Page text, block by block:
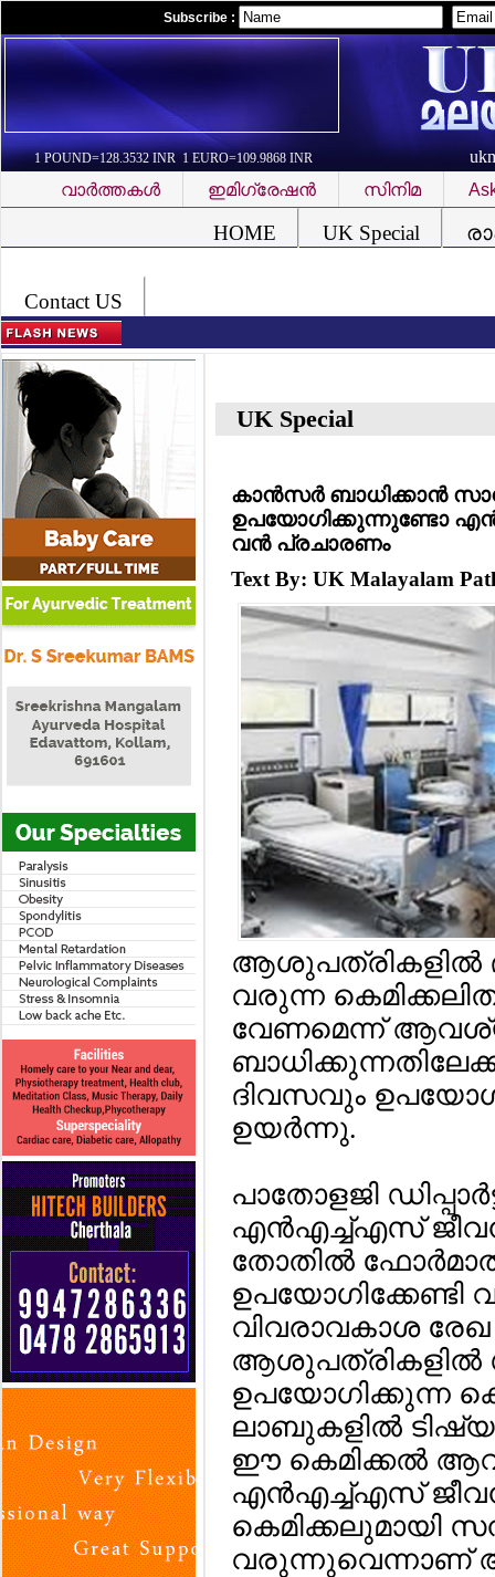
Subscribe :
1 POUND=128.3532 INR 1 EURO=109.9868 INR
വാര്‍ത്തകള്‍
ഇമിഗ്രേഷന്‍ സിനിമ
HOME UK Special
Contact US
UK Special
കാന്‍സര്‍ ബാധിക്കാന്‍
ഉപയോഗിക്കുന്നുണ്ടോ
വന്‍ പ്രചാരണം
Text By: UK Malayalam
ആശുപത്രികളില്‍
വരുന്ന
വേണമെന്ന്
ദിവസവും
ഉയര്‍ന്നു.
പാതോളജി
എന്‍എച്ച്എസ്
തോതില്‍
വിവരാവകാശ
ആശുപത്രികളില്‍
ഉപയോഗിക്കുന്ന
ലാബുകളില്‍
ഈ കെമിക്കല്‍
എന്‍എച്ച്എസ്
കെമിക്കലുമായി
വരുന്നുവെന്നാണ്